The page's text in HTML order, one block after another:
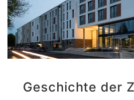
Geschichte der